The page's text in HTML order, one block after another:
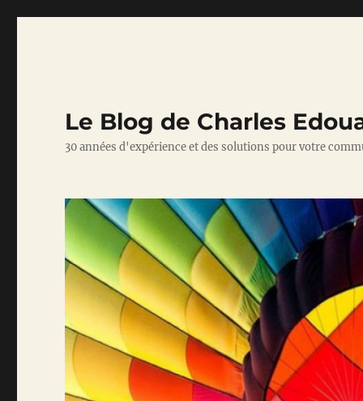
Le Blog de Charles
30 années d'expérience et des solutions pour votre